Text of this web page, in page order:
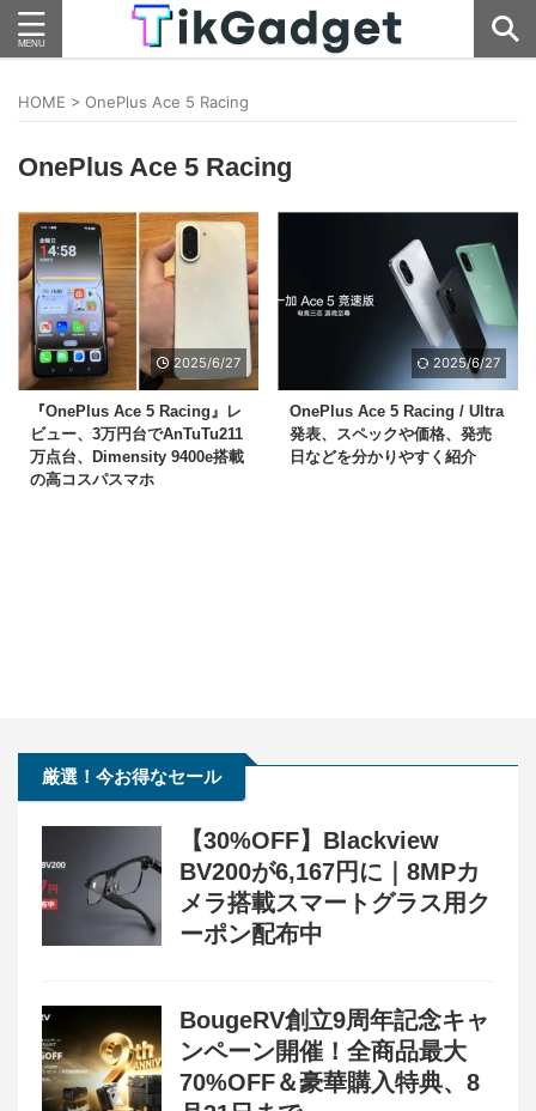
HOME > OnePlus Ace 5 Racing
OnePlus Ace 5 Racing
2025/6/27
『OnePlus Ace 5 Racing』レ
ビュー、3万円台でAnTuTu211
万点台、Dimensity 9400e搭載
の高コスパスマホ
2025/6/27
OnePlus Ace 5 Racing / Ultra
発表、スペックや価格、発売
日などを分かりやすく紹介
厳選！今お得なセール
【30%OFF】Blackview
BV200が6,167円に｜8MPカ
メラ搭載スマートグラス用ク
ーポン配布中
BougeRV創立9周年記念キャ
ンペーン開催！全商品最大
70%OFF＆豪華購入特典、8